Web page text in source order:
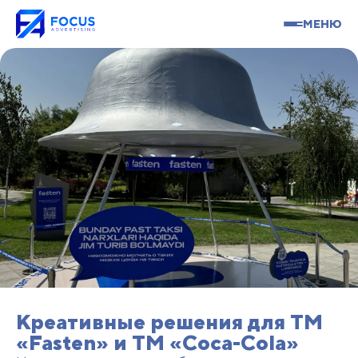
МЕНЮ
Креативные решения для TM
«Fasten» и TM «Coca-Cola»